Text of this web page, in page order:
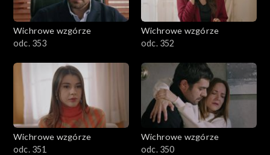
Wichrowe wzgórze
odc. 353
Wichrowe wzgórze
odc. 352
Wichrowe wzgórze
odc. 351
Wichrowe wzgórze
odc. 350